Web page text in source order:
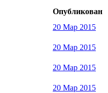
Опубликован
20 Мар 2015
20 Мар 2015
20 Мар 2015
20 Мар 2015